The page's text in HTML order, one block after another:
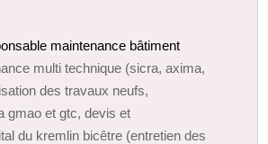
maintenance bâtiment
multi technique (sicra, axima,
des travaux neufs,
gmao et gtc, devis et
du kremlin bicêtre (entretien des